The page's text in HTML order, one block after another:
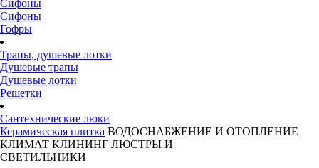
Сифоны
Сифоны
Гофры
Трапы, душевые лотки
Душевые трапы
Душевые лотки
Решетки
Сантехнические люки
Керамическая плитка ВОДОСНАБЖЕНИЕ И ОТОПЛЕНИЕ
КЛИМАТ КЛИНИНГ ЛЮСТРЫ И
СВЕТИЛЬНИКИ